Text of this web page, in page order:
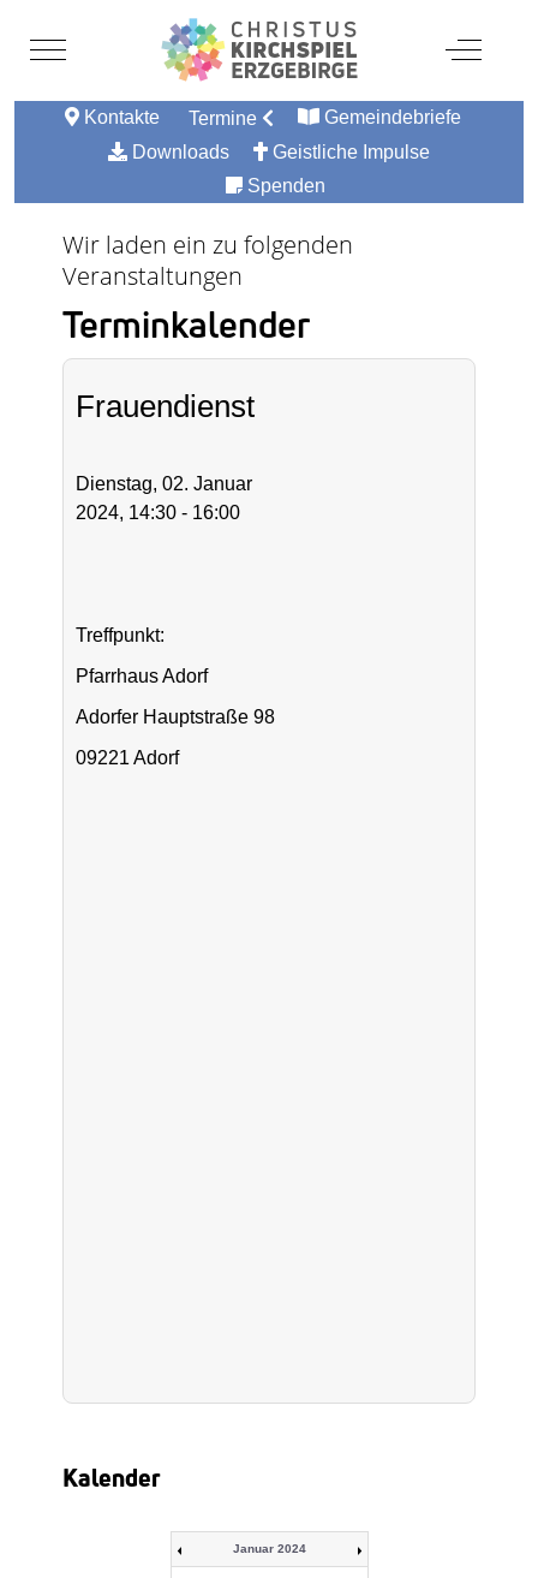
Mobile Menu Toggle Off-
Kontakte Termine
Gemeindebriefe
Downloads
Geistliche Impulse
Spenden
Wir laden ein zu folgenden
Veranstaltungen
Terminkalender
Frauendienst
Dienstag, 02. Januar
2024, 14:30 - 16:00
Treffpunkt:
Pfarrhaus Adorf
Adorfer Hauptstraße 98
09221 Adorf
Kalender
Januar 2024